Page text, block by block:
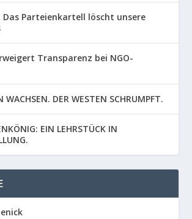
Parteienkartell löscht unsere
Transparenz bei NGO-
WACHSEN. DER WESTEN SCHRUMPFT.
EIN LEHRSTÜCK IN